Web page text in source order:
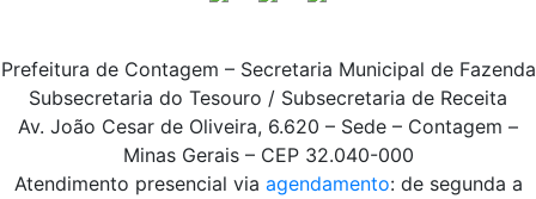
Prefeitura de Contagem – Secretaria Municipal de Fazenda
Subsecretaria do Tesouro / Subsecretaria de Receita
Av. João Cesar de Oliveira, 6.620 – Sede – Contagem –
Minas Gerais – CEP 32.040-000
Atendimento presencial via agendamento: de segunda a